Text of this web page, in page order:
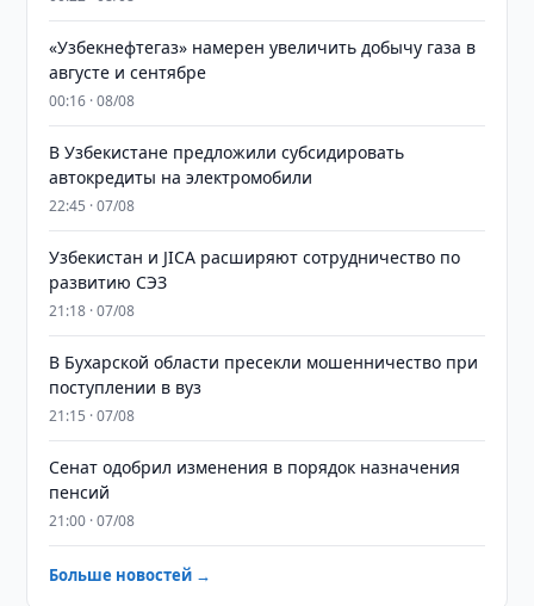
«Узбекнефтегаз» намерен увеличить добычу газа в
августе и сентябре
00:16 · 08/08
В Узбекистане предложили субсидировать
автокредиты на электромобили
22:45 · 07/08
Узбекистан и JICA расширяют сотрудничество по
развитию СЭЗ
21:18 · 07/08
В Бухарской области пресекли мошенничество при
поступлении в вуз
21:15 · 07/08
Сенат одобрил изменения в порядок назначения
пенсий
21:00 · 07/08
Больше новостей →